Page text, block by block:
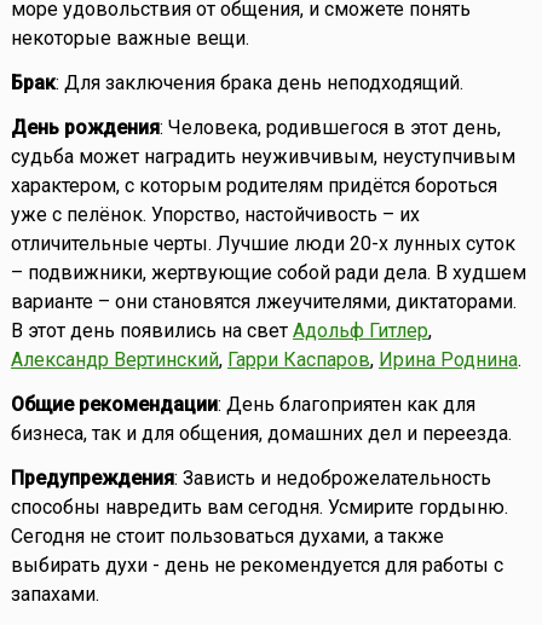
море удовольствия от общения, и сможете понять
некоторые важные вещи.
Брак: Для заключения брака день неподходящий.
День рождения: Человека, родившегося в этот день,
судьба может наградить неуживчивым, неуступчивым
характером, с которым родителям придётся бороться
уже с пелёнок. Упорство, настойчивость – их
отличительные черты. Лучшие люди 20-х лунных суток
– подвижники, жертвующие собой ради дела. В худшем
варианте – они становятся лжеучителями, диктаторами.
В этот день появились на свет Адольф Гитлер,
Александр Вертинский, Гарри Каспаров, Ирина Роднина.
Общие рекомендации: День благоприятен как для
бизнеса, так и для общения, домашних дел и переезда.
Предупреждения: Зависть и недоброжелательность
способны навредить вам сегодня. Усмирите гордыню.
Сегодня не стоит пользоваться духами, а также
выбирать духи - день не рекомендуется для работы с
запахами.